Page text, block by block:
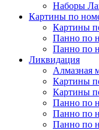
Наборы
Картины по
Картины
Панно по
Панно по
Ликвидация
Алмазная
Картины
Картины
Панно по
Панно по
Панно по